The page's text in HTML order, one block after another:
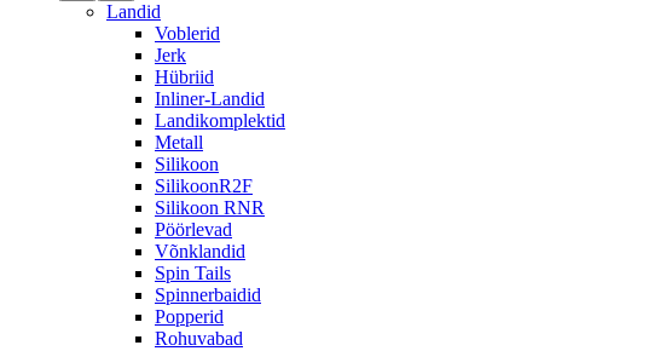
Landid
Voblerid
Jerk
Hübriid
Inliner-Landid
Landikomplektid
Metall
Silikoon
SilikoonR2F
Silikoon RNR
Pöörlevad
Võnklandid
Spin Tails
Spinnerbaidid
Popperid
Rohuvabad